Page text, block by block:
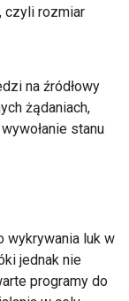
, czyli rozmiar
na źródłowy
żądaniach,
stanu
wykrywania luk w
jednak nie
programy do